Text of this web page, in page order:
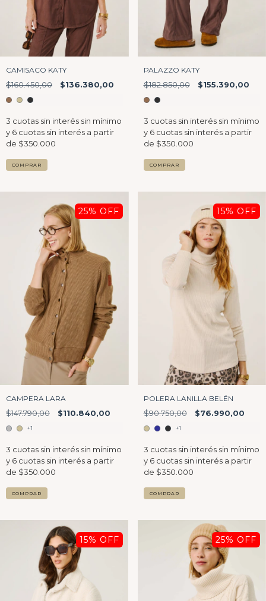
CAMISACO KATY
$160.450,00 $136.380,00
COMPRAR
PALAZZO KATY
$182.850,00 $155.390,00
COMPRAR
25% OFF
CAMPERA LARA
$147.790,00 $110.840,00
+1
COMPRAR
15% OFF
POLERA LANILLA BELÉN
$90.750,00 $76.990,00
+1
COMPRAR
15% OFF 25% OFF